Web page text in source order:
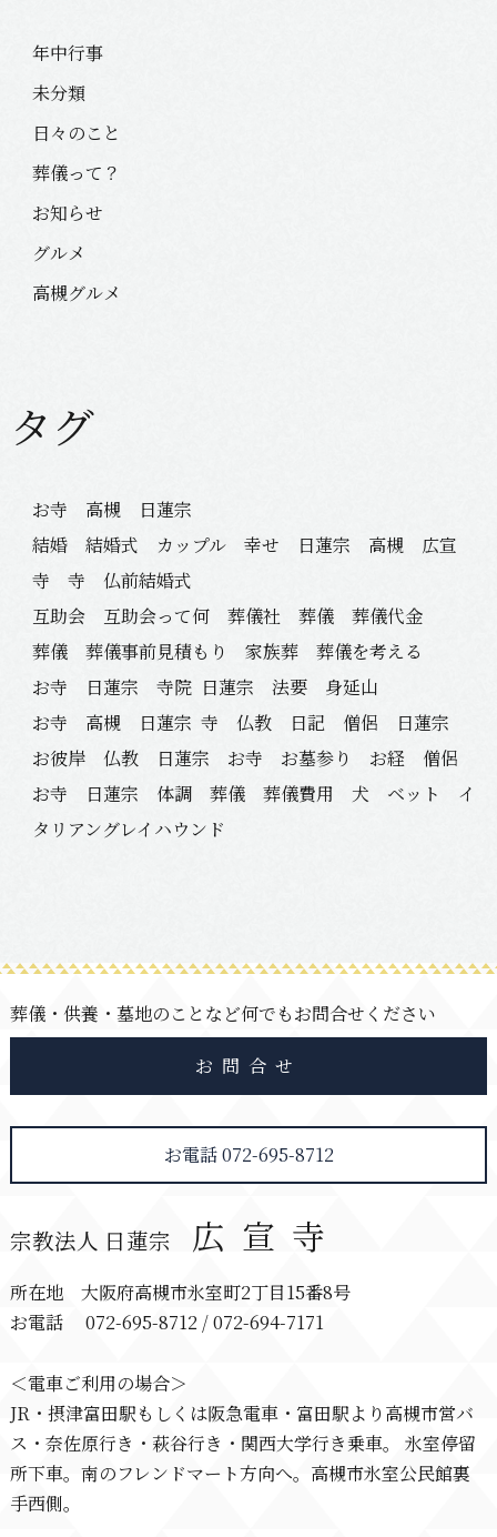
年中行事
未分類
日々のこと
葬儀って？
お知らせ
グルメ
高槻グルメ
タグ
お寺 高槻 日蓮宗
結婚 結婚式 カップル 幸せ 日蓮宗 高槻 広宣
寺 寺 仏前結婚式
互助会 互助会って何 葬儀社 葬儀 葬儀代金
葬儀 葬儀事前見積もり 家族葬 葬儀を考える
お寺 日蓮宗 寺院 日蓮宗 法要 身延山
お寺 高槻 日蓮宗 寺 仏教 日記 僧侶 日蓮宗
お彼岸 仏教 日蓮宗 お寺 お墓参り お経 僧侶
お寺 日蓮宗 体調 葬儀 葬儀費用 犬 ベット イ
タリアングレイハウンド
葬儀・供養・墓地のことなど何でもお問合せください
お問合せ
お電話 072-695-8712
宗教法人 日蓮宗 広宣寺
所在地 大阪府高槻市氷室町2丁目15番8号
お電話 072-695-8712 / 072-694-7171
＜電車ご利用の場合＞
JR・摂津富田駅もしくは阪急電車・富田駅より高槻市営バ
ス・奈佐原行き・萩谷行き・関西大学行き乗車。 氷室停留
所下車。南のフレンドマート方向へ。高槻市氷室公民館裏
手西側。